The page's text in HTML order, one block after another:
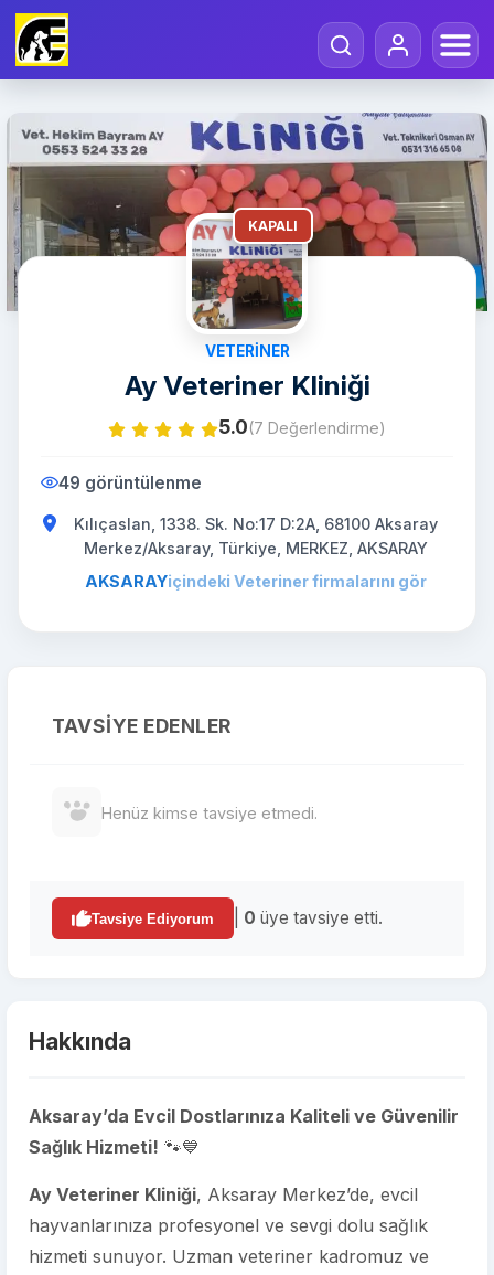
KAPALI
VETERINER
Ay Veteriner Kliniği
5.0(7 Değerlendirme)
49 görüntülenme
Kılıçaslan, 1338. Sk. No:17 D:2A, 68100 Aksaray
Merkez/Aksaray, Türkiye, MERKEZ, AKSARAY
AKSARAYiçindeki Veteriner firmalarını gör
TAVSIYE EDENLER
Henüz kimse tavsiye etmedi.
Tavsiye Ediyorum 0 üye tavsiye etti.
Hakkında
Aksaray’da Evcil Dostlarınıza Kaliteli ve Güvenilir
Sağlık Hizmeti! 🐾💙
Ay Veteriner Kliniği, Aksaray Merkez’de, evcil
hayvanlarınıza profesyonel ve sevgi dolu sağlık
hizmeti sunuyor. Uzman veteriner kadromuz ve